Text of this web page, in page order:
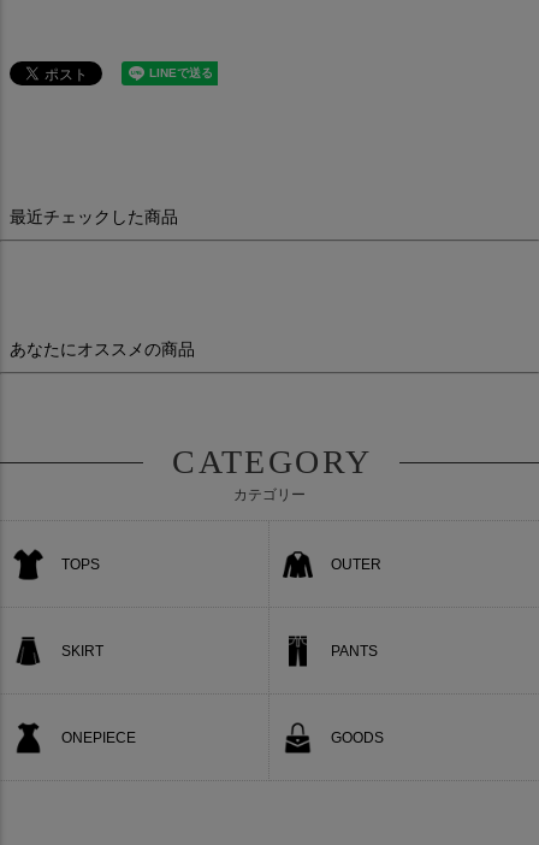
最近チェックした商品
あなたにオススメの商品
CATEGORY
カテゴリー
TOPS OUTER
SKIRT PANTS
ONEPIECE GOODS